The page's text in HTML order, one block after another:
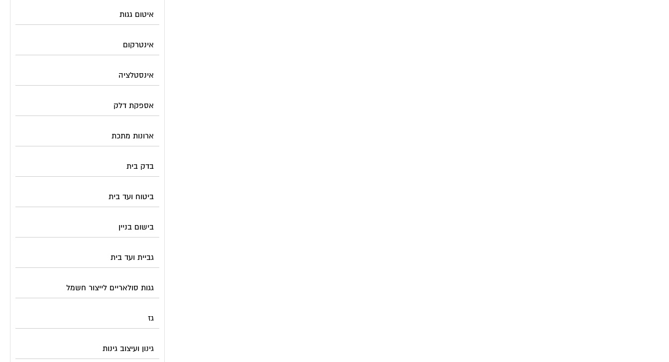
איטום גגות
אינטרקום
אינסטלציה
אספקת דלק
ארונות מתכת
בדק בית
ביטוח ועד בית
בישום בניין
גביית ועד בית
גגות סולאריים לייצור חשמל
גז
גינון ועיצוב גינות